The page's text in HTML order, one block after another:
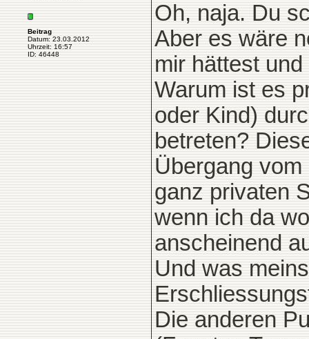
Beitrag
Datum: 23.03.2012
Uhrzeit: 16:57
ID: 46448
Oh, naja. Du
Aber es wäre
mir hättest
Warum ist es
oder Kind)
betreten?
Übergang
ganz privaten
wenn ich da
anscheinend
Und was
Die anderen